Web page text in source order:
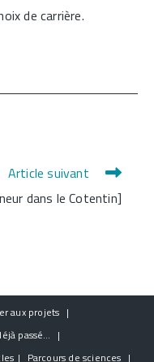
de carrière.
Article suivant
dans le Cotentin]
aux projets
passé…
Parcours de sciences